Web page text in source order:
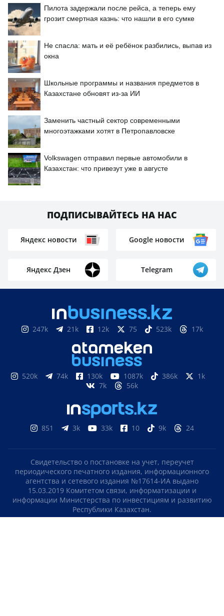
Пилота задержали после рейса, а теперь ему
грозит смертная казнь: что нашли в его сумке
Не спасла: мать и её ребёнок разбились, выпав из
окна
Школьные программы и названия предметов в
Казахстане обновят из-за ИИ
Заменить частный сектор современными
многоэтажками хотят в Петропавловске
Volkswagen отправил первые автомобили в
Казахстан: что привезут уже в августе
ПОДПИСЫВАЙТЕСЬ НА НАС
Яндекс новости Google новости
Яндекс Дзен Telegram
247k 21k 12k 75 523k 17k
520k 74k 130k 1087k 386k
1k
7k
56k
851 3k 33k 10 9k 24
Свидетельство о постановке на учет, переучет
периодического печатного издания, информационного
агентства и сетевого издания №17614-ИА выдано
15.03.2019 Комитетом связи, информатизации и
информации Министерства по инвестициям и развитию
Республики Казахстан.